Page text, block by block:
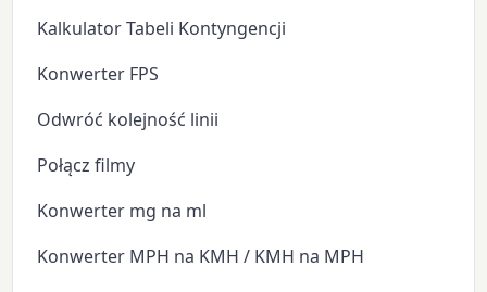
Kalkulator Tabeli Kontyngencji
Konwerter FPS
Odwróć kolejność linii
Połącz filmy
Konwerter mg na ml
Konwerter MPH na KMH / KMH na MPH